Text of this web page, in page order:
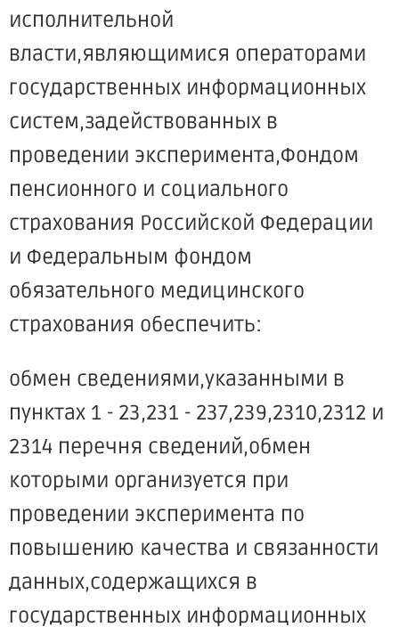
исполнительной
власти,являющимися операторами
государственных информационных
систем,задействованных в
проведении эксперимента,Фондом
пенсионного и социального
страхования Российской Федерации
и Федеральным фондом
обязательного медицинского
страхования обеспечить:
обмен сведениями,указанными в
пунктах 1 - 23,231 - 237,239,2310,2312 и
2314 перечня сведений,обмен
которыми организуется при
проведении эксперимента по
повышению качества и связанности
данных,содержащихся в
государственных информационных